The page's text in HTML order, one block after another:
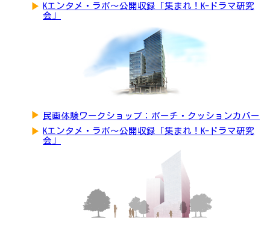
▶ Kエンタメ・ラボ～公開収録「集まれ！K-ドラマ研究
会」
▶ 民画体験ワークショップ：ポーチ・クッションカバー
▶ Kエンタメ・ラボ～公開収録「集まれ！K-ドラマ研究
会」